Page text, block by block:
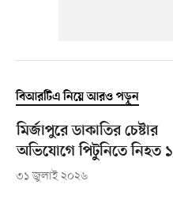
বিআরটিএ নিয়ে আরও পড়ুন
মির্জাপুরে ডাকাতির চেষ্টার
অভিযোগে পিটুনিতে নিহত ১
৩১ জুলাই ২০২৬